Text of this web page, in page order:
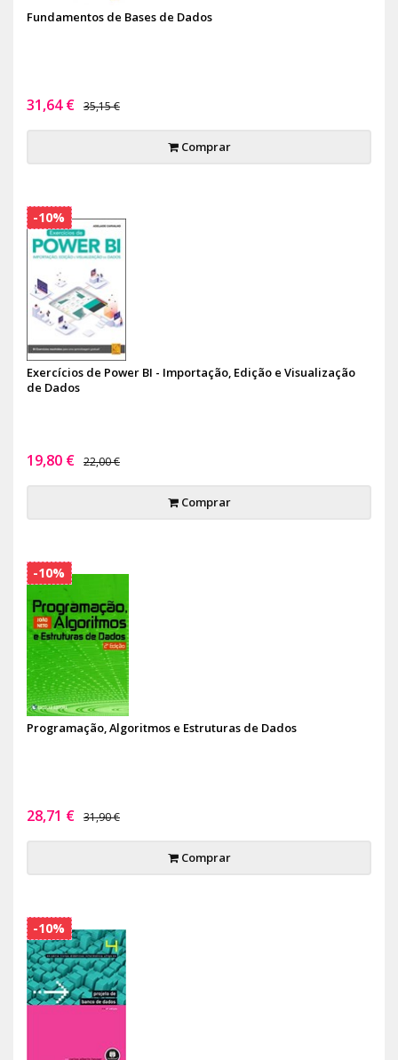
Fundamentos de Bases de Dados
31,64 € 35,15 €
Comprar
Exercícios de Power BI - Importação, Edição e Visualização
de Dados
19,80 € 22,00 €
Comprar
-10%
Programação, Algoritmos e Estruturas de Dados
28,71 € 31,90 €
Comprar
-10%
-10%